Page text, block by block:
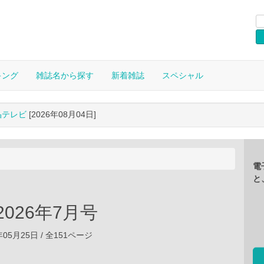
ング 雑誌名から探す 新着雑誌 スペシャル
レビ [2026年08月04日]
年7月号
月25日 / 全151ページ
電
と